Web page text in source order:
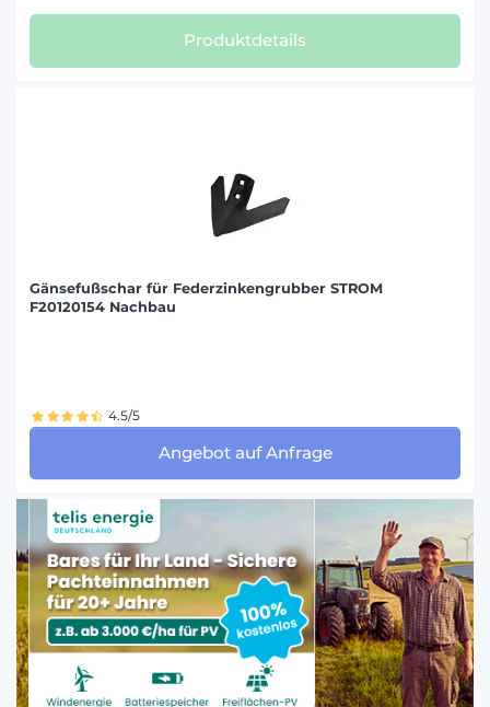
Produktdetails
Gänsefußschar für Federzinkengrubber STROM
F20120154 Nachbau
4.5/5
Angebot auf Anfrage